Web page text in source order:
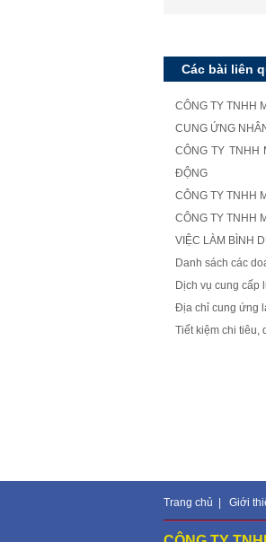
Các bài liên
CÔNG TY TNHH
CUNG ỨNG
CÔNG TY TNHH
ĐỘNG
CÔNG TY TNHH
CÔNG TY TNHH
VIỆC LÀM BÌNH
Danh sách các
Dịch vụ cung cấp
Địa chỉ cung ứng
Tiết kiệm chi tiêu,
Trang chủ Giới